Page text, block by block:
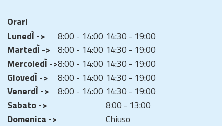
Orari
LunedÌ ->
8:00 - 14:00 14:30 - 19:00
MartedÌ -> 8:00 - 14:00 14:30 - 19:00
MercoledÌ ->8:00 - 14:00 14:30 - 19:00
GiovedÌ ->
8:00 - 14:00 14:30 - 19:00
VenerdÌ ->
8:00 - 14:00 14:30 - 19:00
Sabato ->
8:00 - 13:00
Domenica ->
Chiuso